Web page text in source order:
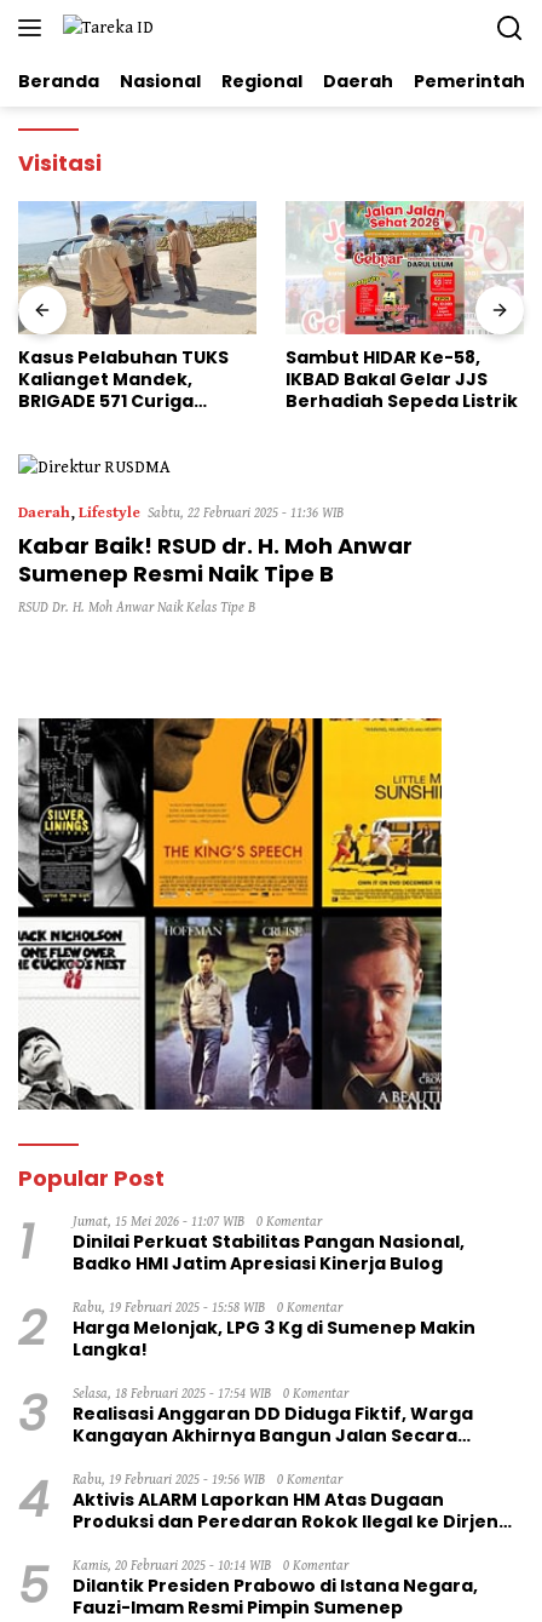
Langsung
Beranda Nasional Regional Daerah
Visitasi
Kasus Pelabuhan TUKS
Kalianget Mandek,
BRIGADE 571 Curiga
Sambut HIDAR Ke-58,
IKBAD Bakal Gelar JJS
Berhadiah Sepeda Listrik
Daerah, Lifestyle Sabtu, 22 Februari 2025 - 11:36 WIB
Kabar Baik! RSUD dr. H. Moh Anwar
Sumenep Resmi Naik Tipe B
RSUD Dr. H. Moh Anwar Naik Kelas Tipe B
Popular Post
1 Jumat, 15 Mei 2026 - 11:07 WIB 0 Komentar
Dinilai Perkuat Stabilitas Pangan Nasional,
Badko HMI Jatim Apresiasi Kinerja Bulog
2 Rabu, 19 Februari 2025 - 15:58 WIB 0 Komentar
Harga Melonjak, LPG 3 Kg di Sumenep Makin
Langka!
3 Selasa, 18 Februari 2025 - 17:54 WIB 0 Komentar
Realisasi Anggaran DD Diduga Fiktif, Warga
Kangayan Akhirnya Bangun Jalan Secara
4 Rabu, 19 Februari 2025 - 19:56 WIB 0 Komentar
Aktivis ALARM Laporkan HM Atas Dugaan
Produksi dan Peredaran Rokok Ilegal ke Dirjen
5 Kamis, 20 Februari 2025 - 10:14 WIB 0 Komentar
Dilantik Presiden Prabowo di Istana Negara,
Fauzi-Imam Resmi Pimpin Sumenep